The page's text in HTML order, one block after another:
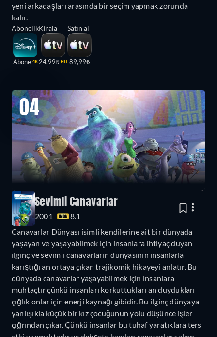
yeni arkadaşları arasında bir seçim yapmak zorunda
kalır.
Abonelik
Abone 4K
Kirala
24,99₺ HD
Satın al
89,99₺
04
Sevimli Canavarlar
2001
8.1
Canavarlar Dünyası isimli kendilerine ait bir dünyada
yaşayan ve yaşayabilmek için insanlara ihtiyaç duyan
ilginç ve sevimli canavarların dünyasının insanlarla
karıştığı an ortaya çıkan trajikomik hikayeyi anlatır. Bu
dünyada canavarlar yaşayabilmek için insanlara
muhtaçtır çünkü insanları korkuttukları an duydukları
çığlık onlar için enerji kaynağı gibidir. Bu ilginç dünyaya
yanlışıkla küçük bir kız çocuğunun yolu düşünce işler
çığrından çıkar. Çünkü insanlar bu tuhaf yaratıklara ters